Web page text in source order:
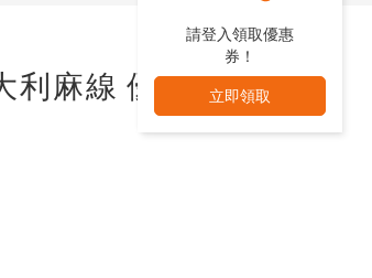
請登入領取優惠
券！
立即領取
利麻線 優